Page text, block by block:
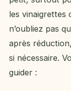
les vinaigrettes
n’oubliez pas
après
si nécessaire.
guider :